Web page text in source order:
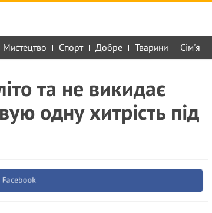
Мистецтво Спорт Добре Тварини Сім'я
та не викидає
одну хитрість під
Facebook